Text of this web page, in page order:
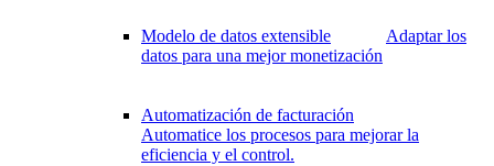
Modelo de datos extensible
Adaptar los
datos para una mejor monetización
Automatización de facturación
Automatice los procesos para mejorar la
eficiencia y el control.